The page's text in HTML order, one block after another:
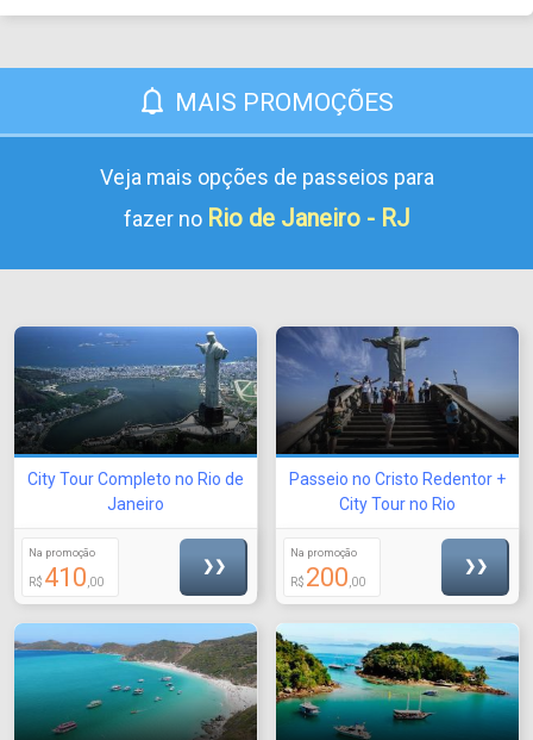
MAIS PROMOÇÕES
Veja mais opções de passeios para
fazer no Rio de Janeiro - RJ
City Tour Completo no Rio de
Janeiro
Na promoção
R$ 410 ,00
❯❯
Passeio no Cristo Redentor +
City Tour no Rio
Na promoção
R$ 200 ,00
❯❯